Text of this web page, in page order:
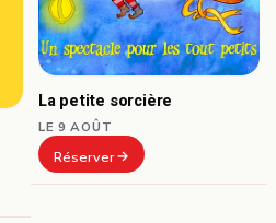
La petite sorcière
LE 9 AOÛT
Réserver